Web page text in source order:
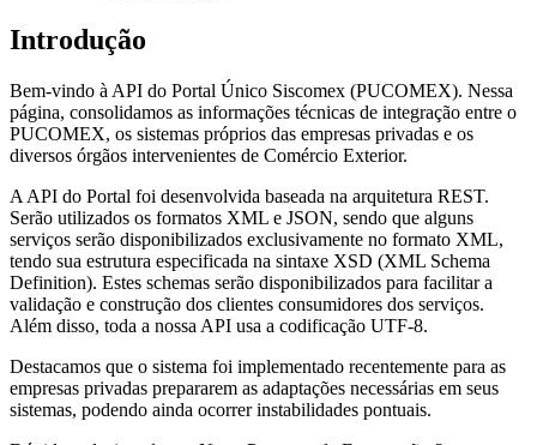
Introdução
Bem-vindo à API do Portal Único Siscomex (PUCOMEX). Nessa
página, consolidamos as informações técnicas de integração entre o
PUCOMEX, os sistemas próprios das empresas privadas e os
diversos órgãos intervenientes de Comércio Exterior.
A API do Portal foi desenvolvida baseada na arquitetura REST.
Serão utilizados os formatos XML e JSON, sendo que alguns
serviços serão disponibilizados exclusivamente no formato XML,
tendo sua estrutura especificada na sintaxe XSD (XML Schema
Definition). Estes schemas serão disponibilizados para facilitar a
validação e construção dos clientes consumidores dos serviços.
Além disso, toda a nossa API usa a codificação UTF-8.
Destacamos que o sistema foi implementado recentemente para as
empresas privadas prepararem as adaptações necessárias em seus
sistemas, podendo ainda ocorrer instabilidades pontuais.